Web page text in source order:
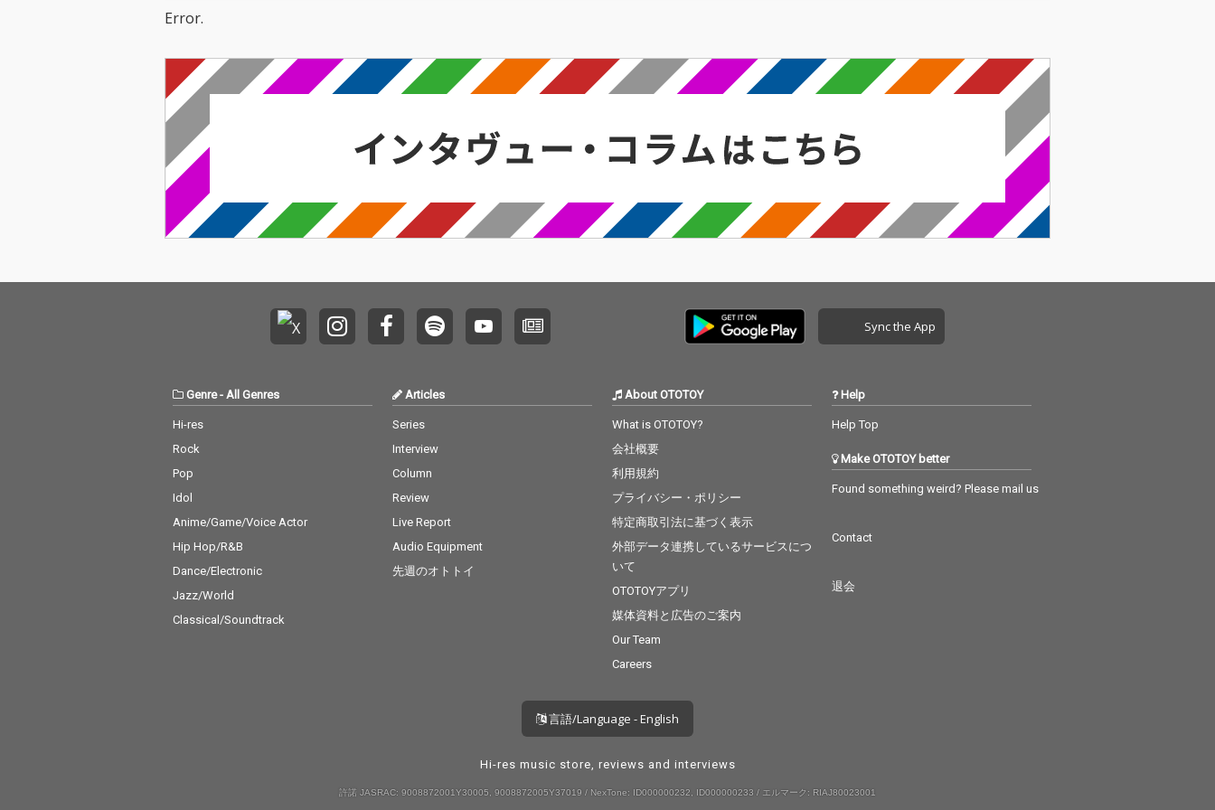
Error.
Sync the App
Genre- All Genres
Hi-res
Rock
Pop
Idol
Anime/Game/Voice Actor
Hip Hop/R&B
Dance/Electronic
Jazz/World
Classical/Soundtrack
Articles
Series
Interview
Column
Review
Live Report
Audio Equipment
先週のオトトイ
About OTOTOY
What is OTOTOY?
会社概要
利用規約
プライバシー・ポリシー
特定商取引法に基づく表示
外部データ連携しているサービスにつ
いて
OTOTOYアプリ
媒体資料と広告のご案内
Our Team
Careers
Help
Help Top
Make OTOTOY better
Found something weird? Please mail us
Contact
退会
言語/Language - English
Hi-res music store, reviews and interviews
許諾 JASRAC: 9008872001Y30005, 9008872005Y37019 / NexTone: ID000000232, ID000000233 / エルマーク: RIAJ80023001